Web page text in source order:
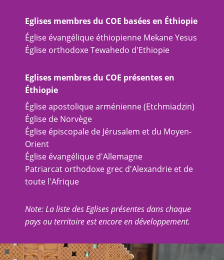
Eglises membres du COE basées en Éthiopie
Église évangélique éthiopienne Mekane Yesus
Église orthodoxe Tewahedo d'Ethiopie
Eglises membres du COE présentes en
Éthiopie
Église apostolique arménienne (Etchmiadzin)
Église de Norvège
Église épiscopale de Jérusalem et du Moyen-
Orient
Église évangélique d'Allemagne
Patriarcat orthodoxe grec d'Alexandrie et de
toute l'Afrique
Note: La liste des Eglises présentes dans chaque
pays ou territoire est encore en développement.